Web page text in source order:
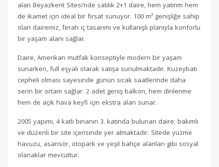
alan Beyazkent Sitesi’nde satılık 2+1 daire, hem yatırım hem
de ikamet için ideal bir fırsat sunuyor. 100 m² genişliğe sahip
olan dairemiz, ferah iç tasarımı ve kullanışlı planıyla konforlu
bir yaşam alanı sağlar.
Daire, Amerikan mutfak konseptiyle modern bir yaşam
sunarken, full eşyalı olarak satışa sunulmaktadır. Kuzeybatı
cepheli olması sayesinde günün sıcak saatlerinde daha
serin bir ortam sağlar. 2 adet geniş balkon, hem dinlenme
hem de açık hava keyfi için ekstra alan sunar.
2005 yapımı, 4 katlı binanın 3. katında bulunan daire; bakımlı
ve düzenli bir site içerisinde yer almaktadır. Sitede yüzme
havuzu, asansör, otopark ve yeşil bahçe alanları gibi sosyal
olanaklar mevcuttur.